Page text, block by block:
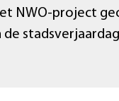
NWO-project
de